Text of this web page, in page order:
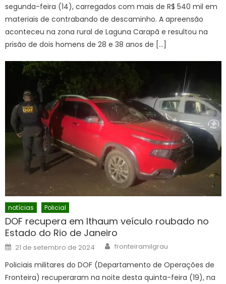
segunda-feira (14), carregados com mais de R$ 540 mil em
materiais de contrabando de descaminho. A apreensão
aconteceu na zona rural de Laguna Carapã e resultou na
prisão de dois homens de 28 e 38 anos de […]
notícias Policial
DOF recupera em Ithaum veículo roubado no
Estado do Rio de Janeiro
Posted
on
21 de setembro de 2024 Author
fronteiramilgrau
Policiais militares do DOF (Departamento de Operações de
Fronteira) recuperaram na noite desta quinta-feira (19), na